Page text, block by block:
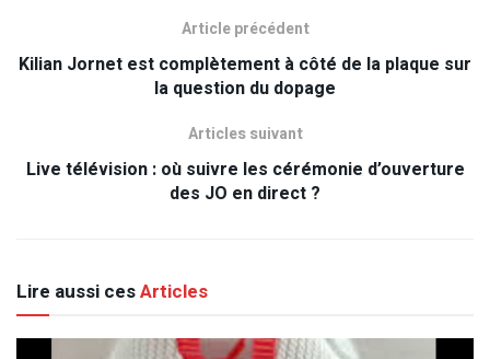
Article précédent
Kilian Jornet est complètement à côté de la plaque sur
la question du dopage
Articles suivant
Live télévision : où suivre les cérémonie d’ouverture
des JO en direct ?
Lire aussi cesArticles